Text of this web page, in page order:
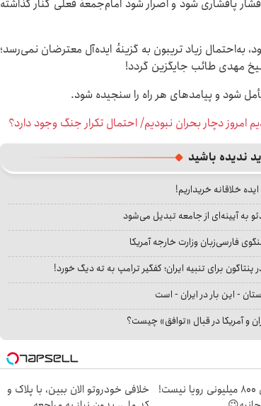
پافشاری شود و اصرار شود امام‌جمعهٔ فعلی کنار گذاشته
به‌احتمال زیاد تریبون به گزینهٔ ایده‌آل معترضان نمی‌رسد؛
مهدی طائب جایگزین گردد!
شود و پیامدهای هر راه را سنجیده شود.
امروز دچار بحران نبودیم/ احتمال تکرار جنگ وجود دارد؟
ندیده باشید
خلاقانه خریداریم!
به آیینه‌ای از جامعه تبدیل می‌شود
فارسی‌زبان وزارت خارجه آمریکا
برای تنبیه ایران؛ کفگیر ترامپ به ته دیگ خورد!
- این بار در ایران - است
و آمریکا در قبال «توافق» چیست؟
درآمد ماهی 800 میلیونی رویا نیست!
خلافی خودروتو الان ببین، با پلاک و